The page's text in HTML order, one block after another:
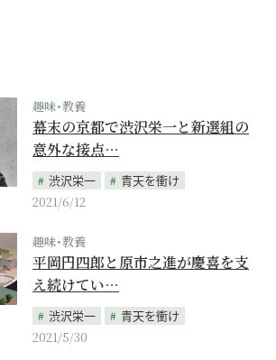
趣味･教養
幕末の京都で渋沢栄一と新選組の
意外な接点…
渋沢栄一
青天を衝け
2021/6/12
趣味･教養
平岡円四郎と原市之進が慶喜を支
え続けてい…
渋沢栄一
青天を衝け
2021/5/30